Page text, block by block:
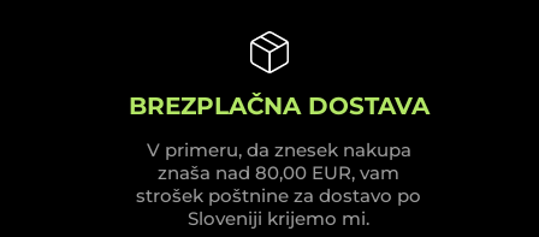
BREZPLAČNA DOSTAVA
V primeru, da znesek nakupa
znaša nad 80,00 EUR, vam
strošek poštnine za dostavo po
Sloveniji krijemo mi.